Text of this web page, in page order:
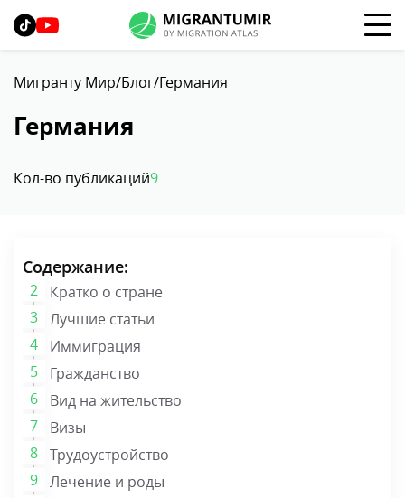
Мигранту Мир Блог Германия
Германия
Кол-во публикаций9
Содержание:
Кратко о стране
Лучшие статьи
Иммиграция
Гражданство
Вид на жительство
Визы
Трудоустройство
Лечение и роды